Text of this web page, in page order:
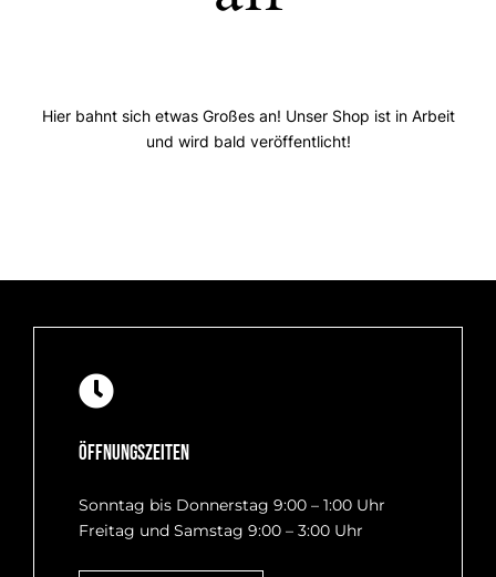
Hier bahnt sich etwas Großes an! Unser Shop ist in Arbeit
und wird bald veröffentlicht!
Öffnungszeiten
Sonntag bis Donnerstag 9:00 – 1:00 Uhr
Freitag und Samstag 9:00 – 3:00 Uhr